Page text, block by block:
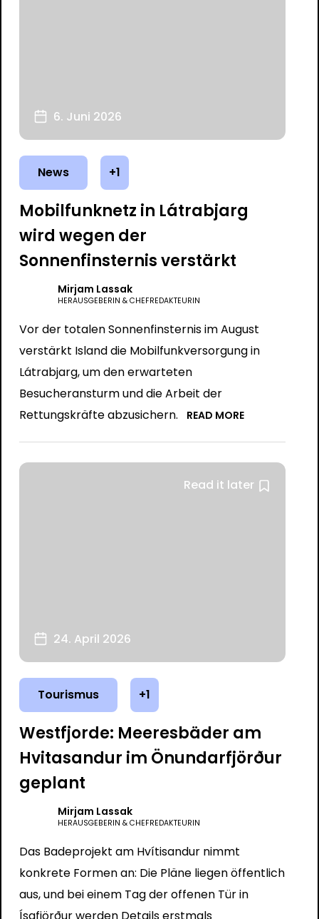
6. Juni 2026
News +1
Mobilfunknetz in Látrabjarg
wird wegen der
Sonnenfinsternis verstärkt
Mirjam Lassak
HERAUSGEBERIN & CHEFREDAKTEURIN
Vor der totalen Sonnenfinsternis im August
verstärkt Island die Mobilfunkversorgung in
Látrabjarg, um den erwarteten
Besucheransturm und die Arbeit der
Rettungskräfte abzusichern.
READ MORE
Read it later
24. April 2026
Tourismus +1
Westfjorde: Meeresbäder am
Hvitasandur im Önundarfjörður
geplant
Mirjam Lassak
HERAUSGEBERIN & CHEFREDAKTEURIN
Das Badeprojekt am Hvítisandur nimmt
konkrete Formen an: Die Pläne liegen öffentlich
aus, und bei einem Tag der offenen Tür in